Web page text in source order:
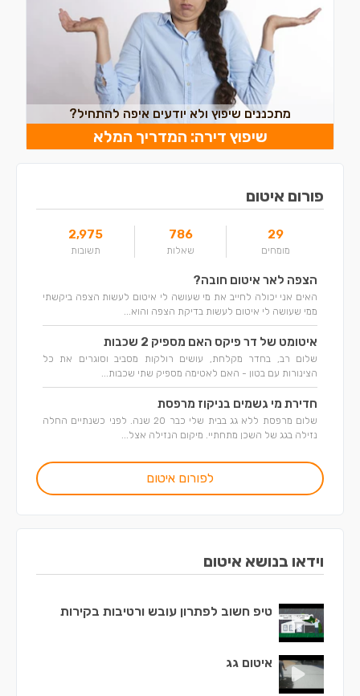
מתכננים שיפוץ ולא יודעים איפה להתחיל?
שיפוץ דירה: המדריך המלא
פורום איטום
29
מומחים
786
שאלות
2,975
תשובות
הצפה לאר איטום חובה?
האים אני יכולה לחייב את מי שעושה לי איטום לעשות הצפה ביקשתי
ממי שעושה לי איטום לעשות בדיקת הצפה והוא...
איטומט של דר פיקס האם מספיק 2 שכבות
שלום רב, בחדר מקלחת, עושים רולקות מסביב וסוגרים את כל
הצינורות עם בטון - האם לאטימה מספיק שתי שכבות...
חדירת מי גשמים בניקוז מרפסת
שלום מרפסת ללא גג בבית שלי כבר 20 שנה. לפני כשנתיים החלה
נזילה בגג של השכן מתחתיי. מיקום הנזילה אצל...
לפורום איטום
וידאו בנושא איטום
טיפ חשוב לפתרון עובש ורטיבות בקירות
איטום גג